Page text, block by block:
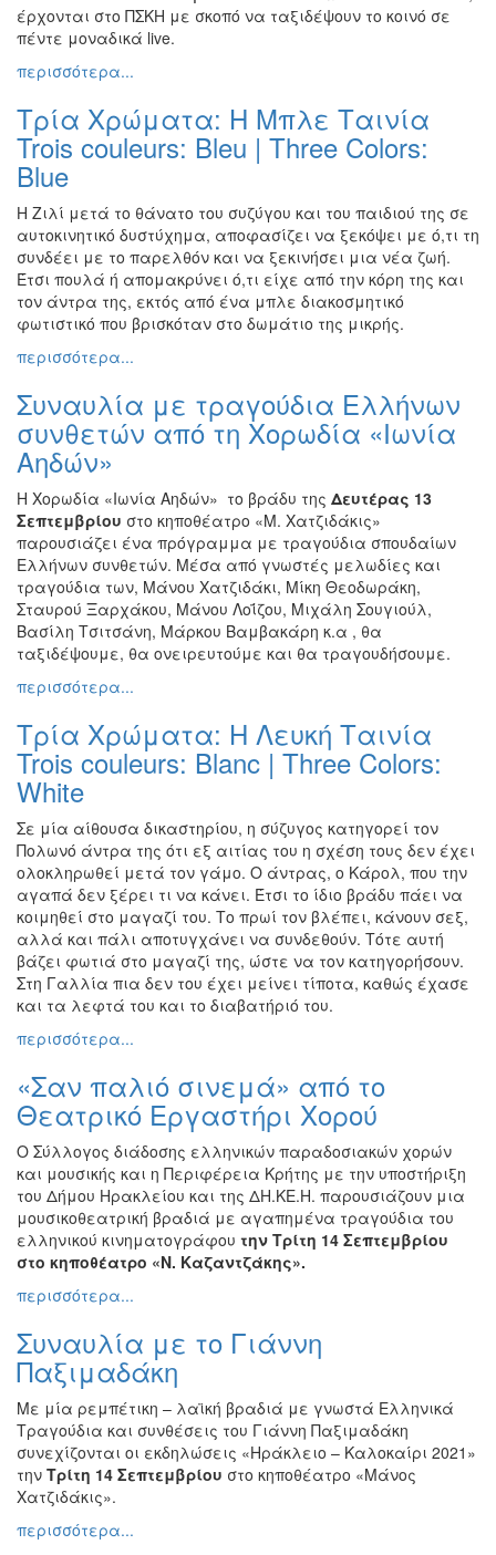
έρχονται στο ΠΣΚΗ με σκοπό να ταξιδέψουν το κοινό σε
πέντε μοναδικά live.
περισσότερα...
Τρία Χρώματα: Η Μπλε Ταινία
Trois couleurs: Bleu | Three Colors:
Blue
Η Ζιλί μετά το θάνατο του συζύγου και του παιδιού της σε
αυτοκινητικό δυστύχημα, αποφασίζει να ξεκόψει με ό,τι τη
συνδέει με το παρελθόν και να ξεκινήσει μια νέα ζωή.
Έτσι πουλά ή απομακρύνει ό,τι είχε από την κόρη της και
τον άντρα της, εκτός από ένα μπλε διακοσμητικό
φωτιστικό που βρισκόταν στο δωμάτιο της μικρής.
περισσότερα...
Συναυλία με τραγούδια Ελλήνων
συνθετών από τη Χορωδία «Ιωνία
Αηδών»
Η Χορωδία «Ιωνία Αηδών» το βράδυ της Δευτέρας 13
Σεπτεμβρίου στο κηποθέατρο «Μ. Χατζιδάκις»
παρουσιάζει ένα πρόγραμμα με τραγούδια σπουδαίων
Ελλήνων συνθετών. Μέσα από γνωστές μελωδίες και
τραγούδια των, Μάνου Χατζιδάκι, Μίκη Θεοδωράκη,
Σταυρού Ξαρχάκου, Μάνου Λοΐζου, Μιχάλη Σουγιούλ,
Βασίλη Τσιτσάνη, Μάρκου Βαμβακάρη κ.α , θα
ταξιδέψουμε, θα ονειρευτούμε και θα τραγουδήσουμε.
περισσότερα...
Τρία Χρώματα: Η Λευκή Ταινία
Trois couleurs: Blanc | Three Colors:
White
Σε μία αίθουσα δικαστηρίου, η σύζυγος κατηγορεί τον
Πολωνό άντρα της ότι εξ αιτίας του η σχέση τους δεν έχει
ολοκληρωθεί μετά τον γάμο. Ο άντρας, ο Κάρολ, που την
αγαπά δεν ξέρει τι να κάνει. Έτσι το ίδιο βράδυ πάει να
κοιμηθεί στο μαγαζί του. Το πρωί τον βλέπει, κάνουν σεξ,
αλλά και πάλι αποτυγχάνει να συνδεθούν. Τότε αυτή
βάζει φωτιά στο μαγαζί της, ώστε να τον κατηγορήσουν.
Στη Γαλλία πια δεν του έχει μείνει τίποτα, καθώς έχασε
και τα λεφτά του και το διαβατήριό του.
περισσότερα...
«Σαν παλιό σινεμά» από το
Θεατρικό Εργαστήρι Χορού
Ο Σύλλογος διάδοσης ελληνικών παραδοσιακών χορών
και μουσικής και η Περιφέρεια Κρήτης με την υποστήριξη
του Δήμου Ηρακλείου και της ΔΗ.ΚΕ.Η. παρουσιάζουν μια
μουσικοθεατρική βραδιά με αγαπημένα τραγούδια του
ελληνικού κινηματογράφου την Τρίτη 14 Σεπτεμβρίου
στο κηποθέατρο «Ν. Καζαντζάκης».
περισσότερα...
Συναυλία με το Γιάννη
Παξιμαδάκη
Με μία ρεμπέτικη – λαϊκή βραδιά με γνωστά Ελληνικά
Τραγούδια και συνθέσεις του Γιάννη Παξιμαδάκη
συνεχίζονται οι εκδηλώσεις «Ηράκλειο – Καλοκαίρι 2021»
την Τρίτη 14 Σεπτεμβρίου στο κηποθέατρο «Μάνος
Χατζιδάκις».
περισσότερα...